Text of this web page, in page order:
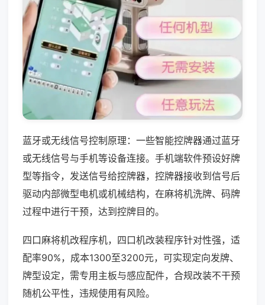
蓝牙或无线信号控制原理：一些智能控牌器通过蓝牙
或无线信号与手机等设备连接。手机端软件预设好牌
型等指令，发送信号给控牌器，控牌器接收到信号后
驱动内部微型电机或机械结构，在麻将机洗牌、码牌
过程中进行干预，达到控牌目的。
四口麻将机改程序机，四口机改装程序针对性强，适
配率90%，成本1300至3200元，可实现定向发牌、
牌型设定，需专用主板与感应配件，合规改装不干预
随机公平性，违规使用有风险。